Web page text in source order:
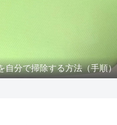
自分で掃除する方法（手順）